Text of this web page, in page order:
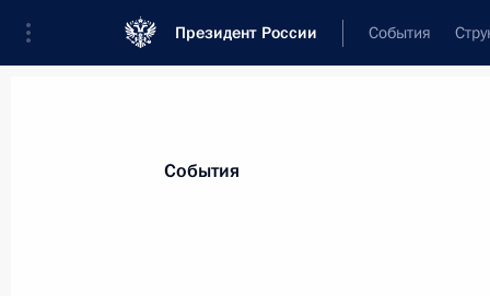
Президент России События
События